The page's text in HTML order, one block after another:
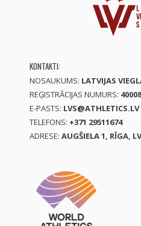
KONTAKTI:
NOSAUKUMS: LATVIJAS
REĢISTRĀCIJAS NUMURS:
E-PASTS: LVS@ATHLETICS.LV
TELEFONS: +371 29511674
ADRESE: AUGŠIELA 1, RĪGA,